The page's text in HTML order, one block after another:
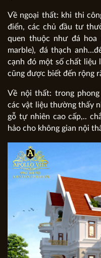
Về ngoại thất: khi thi
điển, các chủ đầu tư
quen thuộc như đá hoa
marble), đá thạch
cạnh đó một số chất liệu
cũng được biết đến rộng
Về nội thất: trong phong
các vật liệu thường thấy
gỗ tự nhiên cao cấp,..
hảo cho không gian nội